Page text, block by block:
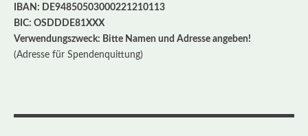
IBAN: DE94850503000221210113
BIC: OSDDDE81XXX
Verwendungszweck: Bitte Namen und Adresse angeben!
(Adresse für Spendenquittung)